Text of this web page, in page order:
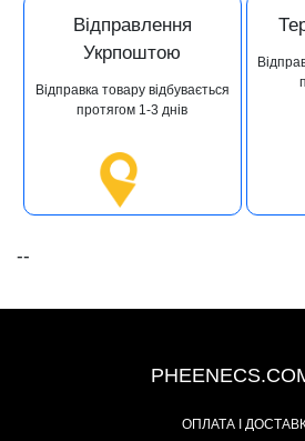
Відправлення
Укрпоштою
Відправка товару відбувається
протягом 1-3 днів
--
ОПЛАТА І